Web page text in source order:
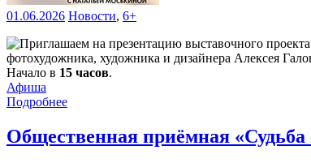
01.06.2026 Новости, 6+
фотохудожника, художника и дизайнера Алексея
Начало в 15 часов.
Афиша
Подробнее
Общественная приёмная «Судьба